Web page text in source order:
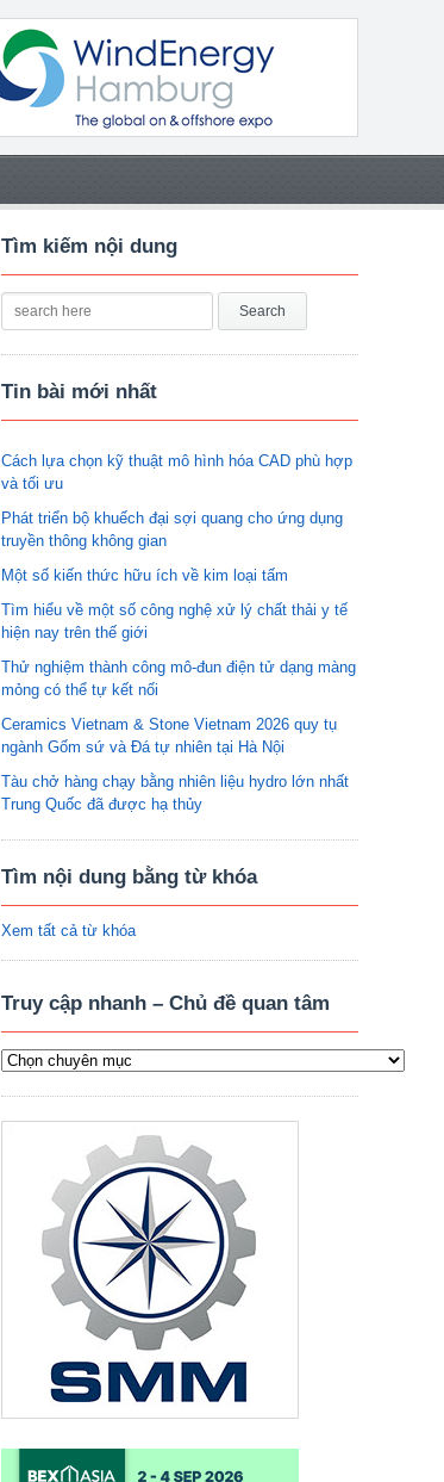
Tìm kiếm nội dung
Tin bài mới nhất
Cách lựa chọn kỹ thuật mô hình hóa CAD phù hợp
và tối ưu
Phát triển bộ khuếch đại sợi quang cho ứng dụng
truyền thông không gian
Một số kiến thức hữu ích về kim loại tấm
Tìm hiểu về một số công nghệ xử lý chất thải y tế
hiện nay trên thế giới
Thử nghiệm thành công mô-đun điện tử dạng màng
mỏng có thể tự kết nối
Ceramics Vietnam & Stone Vietnam 2026 quy tụ
ngành Gốm sứ và Đá tự nhiên tại Hà Nội
Tàu chở hàng chạy bằng nhiên liệu hydro lớn nhất
Trung Quốc đã được hạ thủy
Tìm nội dung bằng từ khóa
Xem tất cả từ khóa
Truy cập nhanh – Chủ đề quan tâm